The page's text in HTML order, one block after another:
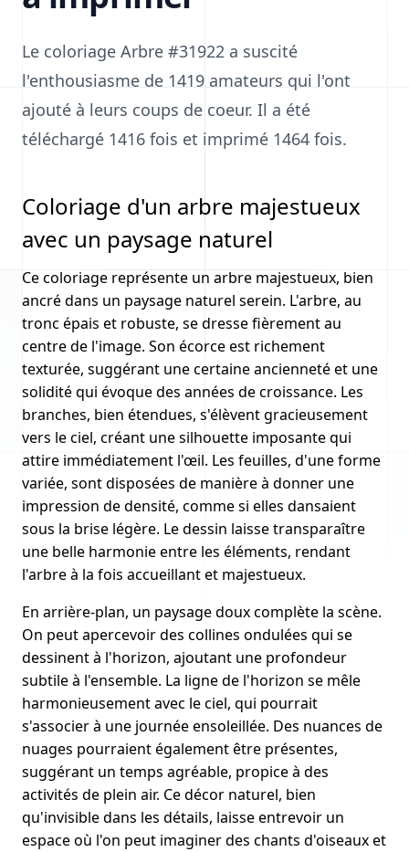
Le coloriage Arbre #31922 a suscité
l'enthousiasme de 1419 amateurs qui l'ont
ajouté à leurs coups de coeur. Il a été
téléchargé 1416 fois et imprimé 1464 fois.
Coloriage d'un arbre majestueux
avec un paysage naturel
Ce coloriage représente un arbre majestueux, bien
ancré dans un paysage naturel serein. L'arbre, au
tronc épais et robuste, se dresse fièrement au
centre de l'image. Son écorce est richement
texturée, suggérant une certaine ancienneté et une
solidité qui évoque des années de croissance. Les
branches, bien étendues, s'élèvent gracieusement
vers le ciel, créant une silhouette imposante qui
attire immédiatement l'œil. Les feuilles, d'une forme
variée, sont disposées de manière à donner une
impression de densité, comme si elles dansaient
sous la brise légère. Le dessin laisse transparaître
une belle harmonie entre les éléments, rendant
l'arbre à la fois accueillant et majestueux.
En arrière-plan, un paysage doux complète la scène.
On peut apercevoir des collines ondulées qui se
dessinent à l'horizon, ajoutant une profondeur
subtile à l'ensemble. La ligne de l'horizon se mêle
harmonieusement avec le ciel, qui pourrait
s'associer à une journée ensoleillée. Des nuances de
nuages pourraient également être présentes,
suggérant un temps agréable, propice à des
activités de plein air. Ce décor naturel, bien
qu'invisible dans les détails, laisse entrevoir un
espace où l'on peut imaginer des chants d'oiseaux et